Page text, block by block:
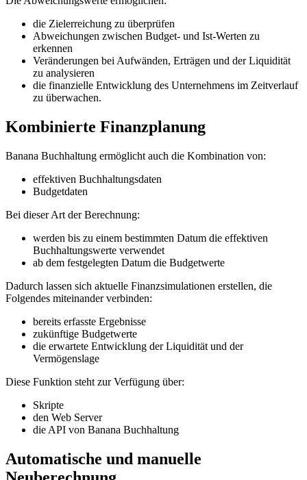
die Zielerreichung zu überprüfen
Abweichungen zwischen Budget- und Ist-Werten zu
erkennen
Veränderungen bei Aufwänden, Erträgen und der Liquidität
zu analysieren
die finanzielle Entwicklung des Unternehmens im Zeitverlauf
zu überwachen.
Kombinierte Finanzplanung
Banana Buchhaltung ermöglicht auch die Kombination von:
effektiven Buchhaltungsdaten
Budgetdaten
Bei dieser Art der Berechnung:
werden bis zu einem bestimmten Datum die effektiven
Buchhaltungswerte verwendet
ab dem festgelegten Datum die Budgetwerte
Dadurch lassen sich aktuelle Finanzsimulationen erstellen, die
Folgendes miteinander verbinden:
bereits erfasste Ergebnisse
zukünftige Budgetwerte
die erwartete Entwicklung der Liquidität und der
Vermögenslage
Diese Funktion steht zur Verfügung über:
Skripte
den Web Server
die API von Banana Buchhaltung
Automatische und manuelle